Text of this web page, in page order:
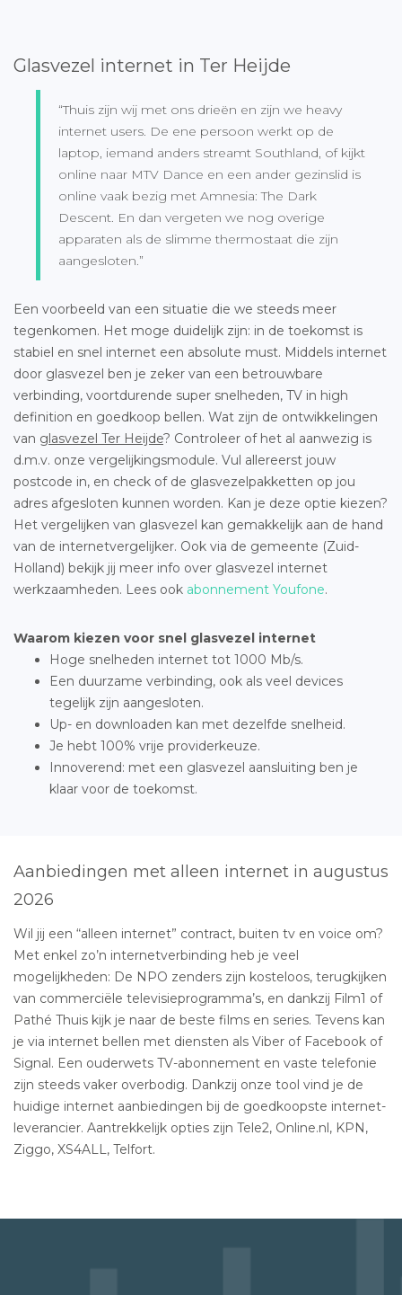
Glasvezel internet in Ter Heijde
“Thuis zijn wij met ons drieën en zijn we heavy
internet users. De ene persoon werkt op de
laptop, iemand anders streamt Southland, of kijkt
online naar MTV Dance en een ander gezinslid is
online vaak bezig met Amnesia: The Dark
Descent. En dan vergeten we nog overige
apparaten als de slimme thermostaat die zijn
aangesloten.”
Een voorbeeld van een situatie die we steeds meer
tegenkomen. Het moge duidelijk zijn: in de toekomst is
stabiel en snel internet een absolute must. Middels internet
door glasvezel ben je zeker van een betrouwbare
verbinding, voortdurende super snelheden, TV in high
definition en goedkoop bellen. Wat zijn de ontwikkelingen
van glasvezel Ter Heijde? Controleer of het al aanwezig is
d.m.v. onze vergelijkingsmodule. Vul allereerst jouw
postcode in, en check of de glasvezelpakketten op jou
adres afgesloten kunnen worden. Kan je deze optie kiezen?
Het vergelijken van glasvezel kan gemakkelijk aan de hand
van de internetvergelijker. Ook via de gemeente (Zuid-
Holland) bekijk jij meer info over glasvezel internet
werkzaamheden. Lees ook abonnement Youfone.
Waarom kiezen voor snel glasvezel internet
Hoge snelheden internet tot 1000 Mb/s.
Een duurzame verbinding, ook als veel devices
tegelijk zijn aangesloten.
Up- en downloaden kan met dezelfde snelheid.
Je hebt 100% vrije providerkeuze.
Innoverend: met een glasvezel aansluiting ben je
klaar voor de toekomst.
Aanbiedingen met alleen internet in augustus
2026
Wil jij een “alleen internet” contract, buiten tv en voice om?
Met enkel zo’n internetverbinding heb je veel
mogelijkheden: De NPO zenders zijn kosteloos, terugkijken
van commerciële televisieprogramma’s, en dankzij Film1 of
Pathé Thuis kijk je naar de beste films en series. Tevens kan
je via internet bellen met diensten als Viber of Facebook of
Signal. Een ouderwets TV-abonnement en vaste telefonie
zijn steeds vaker overbodig. Dankzij onze tool vind je de
huidige internet aanbiedingen bij de goedkoopste internet-
leverancier. Aantrekkelijk opties zijn Tele2, Online.nl, KPN,
Ziggo, XS4ALL, Telfort.